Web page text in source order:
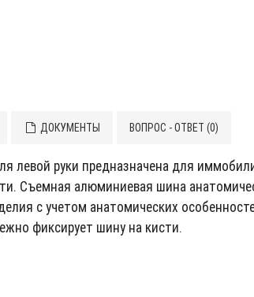
ДОКУМЕНТЫ ВОПРОС - ОТВЕТ (0)
левой руки предназначена для
Съемная алюминиевая шина
с учетом анатомических
фиксирует шину на кисти.